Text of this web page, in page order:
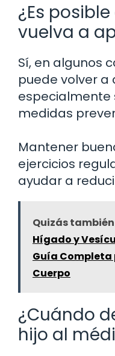
¿Es
vuelva a
Sí, en algunos
puede volver a
especialmente
medidas
Mantener
ejercicios
ayudar a
Quizás
Hígado y
Guía
Cuerpo
¿Cuándo
hijo al